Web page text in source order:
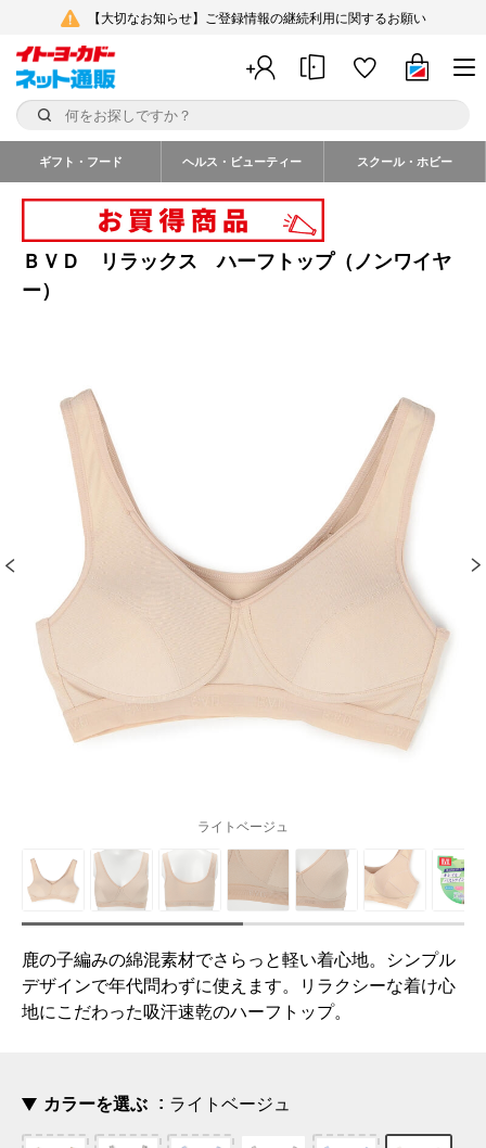
【大切なお知らせ】ご登録情報の継続利用に関するお願い
ギフト・フード ヘルス・ビューティー スクール・ホビー
ＢＶＤ リラックス ハーフトップ（ノンワイヤ
ー）
ライトベージュ
鹿の子編みの綿混素材でさらっと軽い着心地。シンプル
デザインで年代問わずに使えます。リラクシーな着け心
地にこだわった吸汗速乾のハーフトップ。
カラーを選ぶ ライトベージュ